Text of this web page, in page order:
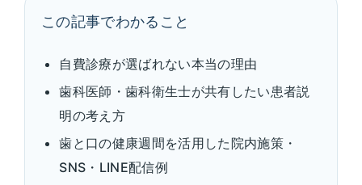
この記事でわかること
自費診療が選ばれない本当の理由
歯科医師・歯科衛生士が共有したい患者説
明の考え方
歯と口の健康週間を活用した院内施策・
SNS・LINE配信例